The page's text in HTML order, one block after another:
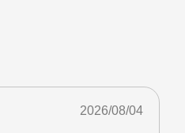
2026/08/04